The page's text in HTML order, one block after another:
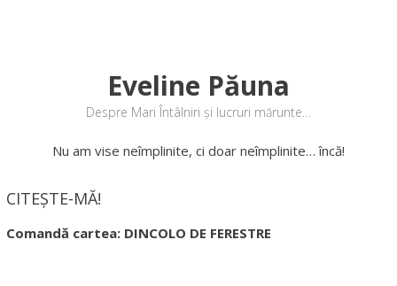
Eveline Păuna
Despre Mari Întâlniri și lucruri mărunte…
Nu am vise neîmplinite, ci doar neîmplinite… încă!
CITEȘTE-MĂ!
Comandă cartea: DINCOLO DE FERESTRE